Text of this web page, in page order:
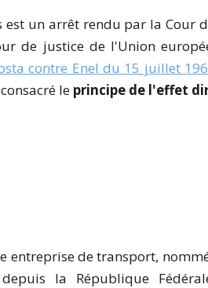
est un arrêt rendu par la Cour
de justice de l'Union
contre Enel du 15 juillet
le principe de l'effet
entreprise de transport,
la République